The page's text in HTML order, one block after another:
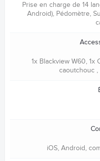
Prise en charge de 14
Android), Pédomètre,
1x Blackview W60, 1x
caoutchouc ,
iOS, Android,